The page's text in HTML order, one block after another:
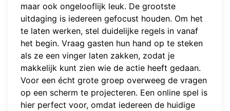
maar ook ongelooflijk leuk. De grootste
uitdaging is iedereen gefocust houden. Om het
te laten werken, stel duidelijke regels in vanaf
het begin. Vraag gasten hun hand op te steken
als ze een vinger laten zakken, zodat je
makkelijk kunt zien wie de actie heeft gedaan.
Voor een écht grote groep overweeg de vragen
op een scherm te projecteren. Een online spel is
hier perfect voor, omdat iedereen de huidige